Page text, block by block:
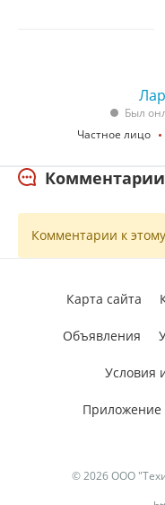
Был
Частное лицо
Комментарии к
© 2026 ООО
Карта сайта
Объявления
Условия
Приложение